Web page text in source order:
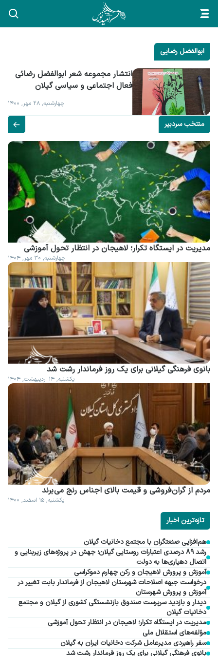
ابوالفضل رضایی
فعال اجتماعی و سیاسی گیلان
چهارشنبه, ۲۸ مهر, ۱۴۰۰
منتخب سردبیر
مدیریت در ایستگاه تکرار؛ لاهیجان در انتظار تحول آموزشی
چهارشنبه, ۳۰ مهر, ۱۴۰۴
بانوی فرهنگی گیلانی برای یک روز فرماندار رشت شد
یکشنبه, ۱۴ اردیبهشت, ۱۴۰۴
مردم از گران فروشی و قیمت بالای اجناس رنج می برند
یکشنبه, ۱۵ اسفند, ۱۴۰۰
تازه‌ترین اخبار
هم‌افزایی صنعتگران با مجتمع دخانیات گیلان
رشد ۸۹ درصدی اعتبارات روستایی گیلان؛ جهش در پروژه‌های زیربنایی و
اتصال دهیاری‌ها به دولت
آموزش و پرورش لاهیجان و رکن چهارم دموکراسی
درخواست جبهه اصلاحات شهرستان لاهیجان از فرماندار بابت تغییر در
آموزش و پرورش شهرستان
دیدار و بازدید سرپرست صندوق بازنشستگی کشوری از گیلان و مجتمع
دخانیات گیلان
مدیریت در ایستگاه تکرار؛ لاهیجان در انتظار تحول آموزشی
مؤلفه‌های استقلال ملی
سفر راهبردی مدیرعامل شرکت دخانیات ایران به گیلان
بانوی فرهنگی گیلانی برای یک روز فرماندار رشت شد